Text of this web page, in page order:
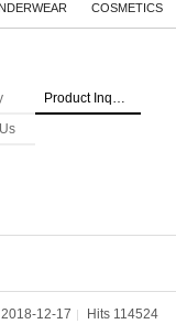
COSMETICS
Product Inquiry
2018-12-17 Hits 114524